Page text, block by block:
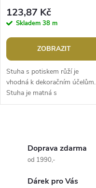
123,87 Kč
Skladem 38 m
ZOBRAZIT
Stuha s potiskem růží je
vhodná k dekoračním účelům.
Stuha je matná s
jednostranným motivem, a
Doprava zdarma
od 1990,-
Dárek pro Vás